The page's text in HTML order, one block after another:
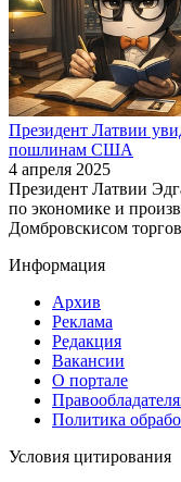
Президент Латвии
пошлинам США
4 апреля 2025
Президент Латвии
по экономике и
Домбровскисом
Информация
Архив
Реклама
Редакция
Вакансии
О портале
Политика
Условия цитирования